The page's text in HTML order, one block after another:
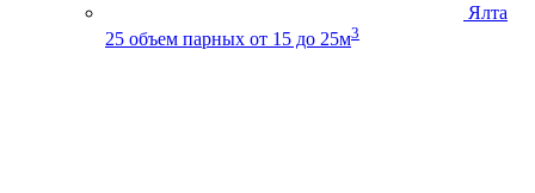
Ялта
25 объем парных от 15 до 25м3